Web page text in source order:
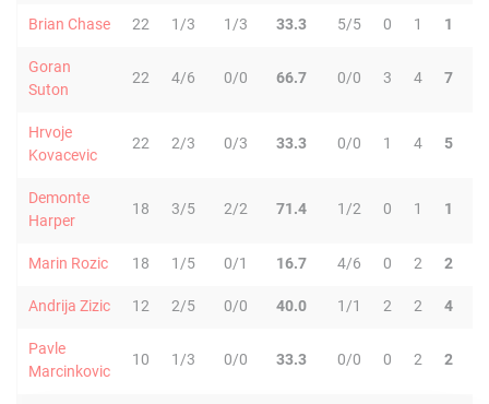
Brian Chase 22 1/3 1/3 33.3 5/5 0 1 1
Goran
Suton
22 4/6 0/0 66.7 0/0 3 4 7
Hrvoje
Kovacevic
22 2/3 0/3 33.3 0/0 1 4 5
Demonte
Harper
18 3/5 2/2 71.4 1/2 0 1 1
Marin Rozic 18 1/5 0/1 16.7 4/6 0 2 2
Andrija Zizic 12 2/5 0/0 40.0 1/1 2 2 4
Pavle
Marcinkovic
10 1/3 0/0 33.3 0/0 0 2 2